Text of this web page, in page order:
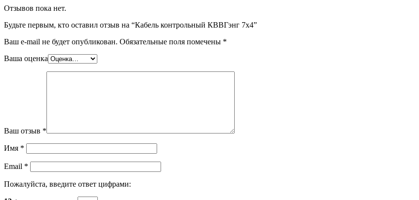
Отзывов пока нет.
Будьте первым, кто оставил отзыв на “Кабель контрольный КВВГэнг 7х4”
Ваш e-mail не будет опубликован. Обязательные поля помечены *
Ваша оценка
Ваш отзыв *
Имя *
Email *
Пожалуйста, введите ответ цифрами: